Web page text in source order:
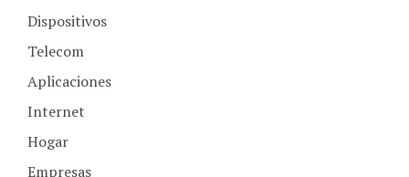
Telecom
Aplicaciones
Internet
Hogar
Empresas